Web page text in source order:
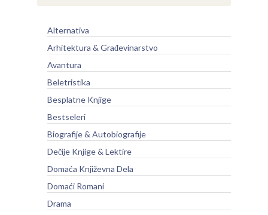
Alternativa
Arhitektura & Građevinarstvo
Avantura
Beletristika
Besplatne Knjige
Bestseleri
Biografije & Autobiografije
Dečije Knjige & Lektire
Domaća Književna Dela
Domaći Romani
Drama